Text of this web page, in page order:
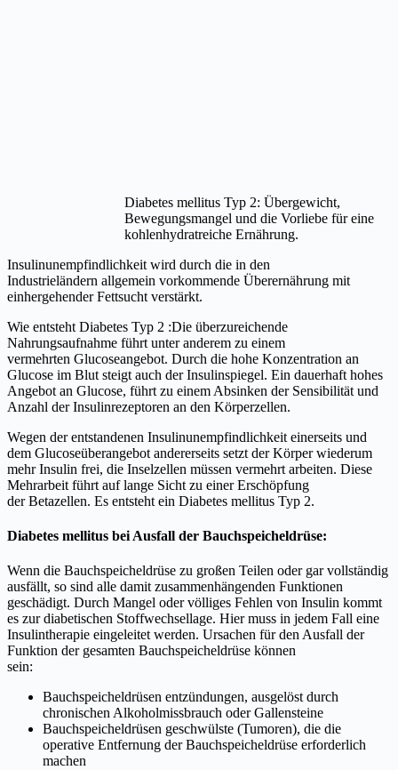
Diabetes mellitus Typ 2: Übergewicht,
Bewegungsmangel und die Vorliebe für eine
kohlenhydratreiche Ernährung.
Insulinunempfindlichkeit wird durch die in den
Industrieländern allgemein vorkommende Überernährung mit
einhergehender Fettsucht verstärkt.
Wie entsteht Diabetes Typ 2 :Die überzureichende
Nahrungsaufnahme führt unter anderem zu einem
vermehrten Glucoseangebot. Durch die hohe Konzentration an
Glucose im Blut steigt auch der Insulinspiegel. Ein dauerhaft hohes
Angebot an Glucose, führt zu einem Absinken der Sensibilität und
Anzahl der Insulinrezeptoren an den Körperzellen.
Wegen der entstandenen Insulinunempfindlichkeit einerseits und
dem Glucoseüberangebot andererseits setzt der Körper wiederum
mehr Insulin frei, die Inselzellen müssen vermehrt arbeiten. Diese
Mehrarbeit führt auf lange Sicht zu einer Erschöpfung
der Betazellen. Es entsteht ein Diabetes mellitus Typ 2.
Diabetes mellitus bei Ausfall der Bauchspeicheldrüse:
Wenn die Bauchspeicheldrüse zu großen Teilen oder gar vollständig
ausfällt, so sind alle damit zusammenhängenden Funktionen
geschädigt. Durch Mangel oder völliges Fehlen von Insulin kommt
es zur diabetischen Stoffwechsellage. Hier muss in jedem Fall eine
Insulintherapie eingeleitet werden. Ursachen für den Ausfall der
Funktion der gesamten Bauchspeicheldrüse können
sein:
Bauchspeicheldrüsen entzündungen, ausgelöst durch
chronischen Alkoholmissbrauch oder Gallensteine
Bauchspeicheldrüsen geschwülste (Tumoren), die die
operative Entfernung der Bauchspeicheldrüse erforderlich
machen